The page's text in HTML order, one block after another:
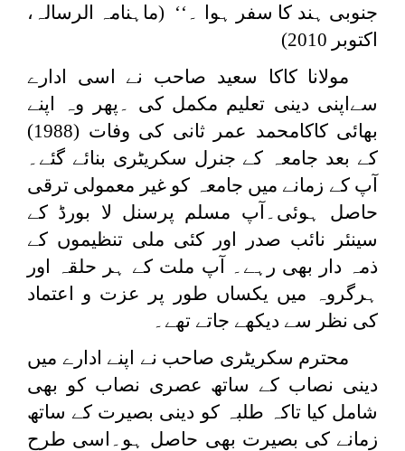
جنوبی ہند کا سفر ہوا ۔‘‘ (ماہنامہ الرسالہ،
اکتوبر 2010)
مولانا کاکا سعید صاحب نے اسی ادارے
سےاپنی دینی تعلیم مکمل کی ۔پھر وہ اپنے
بھائی کاکامحمد عمر ثانی کی وفات (1988)
کے بعد جامعہ کے جنرل سکریٹری بنائے گئے۔
آپ کے زمانے میں جامعہ کو غیر معمولی ترقی
حاصل ہوئی۔آپ مسلم پرسنل لا بورڈ کے
سینئر نائب صدر اور کئی ملی تنظیموں کے
ذمہ دار بھی رہے۔ آپ ملت کے ہر حلقہ اور
ہرگروہ میں یکساں طور پر عزت و اعتماد
کی نظر سے دیکھے جاتے تھے۔
محترم سکریٹری صاحب نے اپنے ادارے میں
دینی نصاب کے ساتھ عصری نصاب کو بھی
شامل کیا تاکہ طلبہ کو دینی بصیرت کے ساتھ
زمانے کی بصیرت بھی حاصل ہو۔اسی طرح